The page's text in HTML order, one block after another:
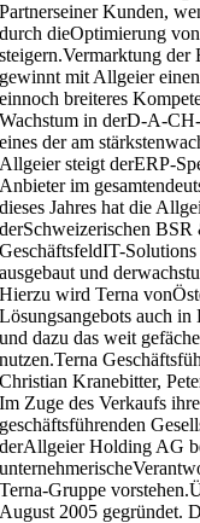
Partnerseiner Kunden,
durch dieOptimierung
steigern.Vermarktung
gewinnt mit Allgeier
einnoch breiteres
Wachstum in derD-A-
eines der am
Allgeier steigt derERP-
Anbieter im
dieses Jahres hat die
derSchweizerischen
GeschäftsfeldIT-
ausgebaut und
Hierzu wird Terna
Lösungsangebots auch
und dazu das weit
nutzen.Terna
Christian Kranebitter,
Im Zuge des Verkaufs
geschäftsführenden
derAllgeier Holding AG
Terna-Gruppe
August 2005 gegründet.